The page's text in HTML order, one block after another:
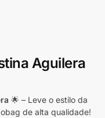
Aguilera
🌟 – Leve o estilo da
de alta qualidade!